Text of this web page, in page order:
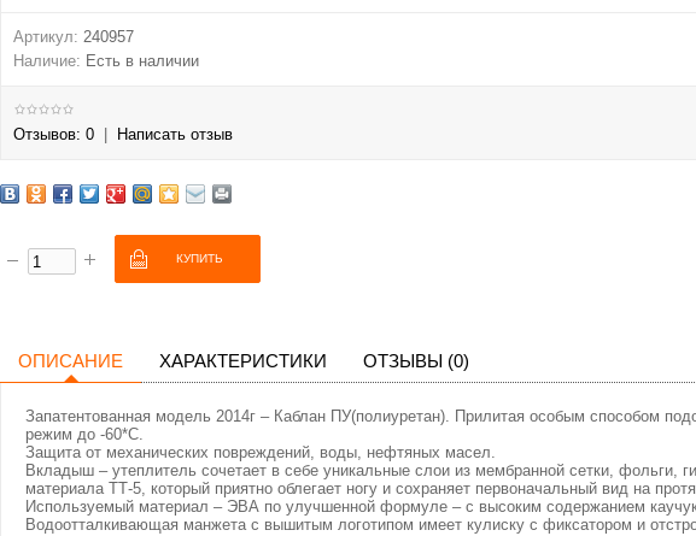
Артикул: 240957
Наличие: Есть в наличии
Отзывов: 0 Написать отзыв
ОПИСАНИЕ ХАРАКТЕРИСТИКИ ОТЗЫВЫ (0)
Запатентованная модель 2014г – Каблан ПУ(полиуретан). Прилитая особым способом
режим до -60*С.
Защита от механических повреждений, воды, нефтяных масел.
Вкладыш – утеплитель сочетает в себе уникальные слои из мембранной сетки, фольги,
материала ТТ-5, который приятно облегает ногу и сохраняет первоначальный вид на
Используемый материал – ЭВА по улучшенной формуле – с высоким содержанием
Водоотталкивающая манжета с вышитым логотипом имеет кулиску с фиксатором и